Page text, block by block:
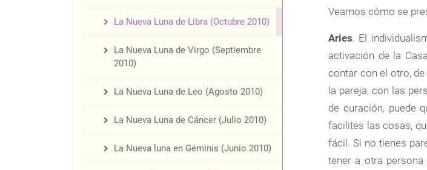
Veamos cómo se
Aries. El
activación de la
contar con el otro,
la pareja, con las
de curación, puede
facilites las cosas,
fácil. Si no tienes
tener a otra
La Nueva Luna de Libra (Octubre 2010)
La Nueva Luna de Virgo (Septiembre
2010)
La Nueva Luna de Leo (Agosto 2010)
La Nueva Luna de Cáncer (Julio 2010)
La Nueva luna en Géminis (Junio 2010)